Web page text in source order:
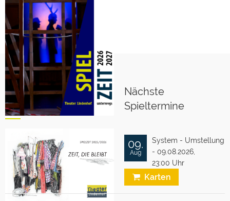
Nächste
Spieltermine
09.
Aug
System - Umstellung
- 09.08.2026,
23:00 Uhr
Karten